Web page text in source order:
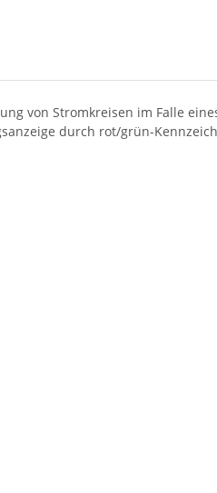
von Stromkreisen im Falle
durch rot/grün-